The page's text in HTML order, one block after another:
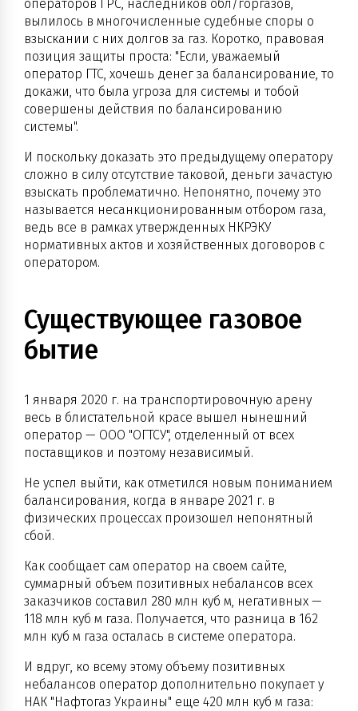
операторов ГРС, наследников обл/горгазов,
вылилось в многочисленные судебные споры о
взыскании с них долгов за газ. Коротко, правовая
позиция защиты проста: "Если, уважаемый
оператор ГТС, хочешь денег за балансирование, то
докажи, что была угроза для системы и тобой
совершены действия по балансированию
системы".
И поскольку доказать это предыдущему оператору
сложно в силу отсутствие таковой, деньги зачастую
взыскать проблематично. Непонятно, почему это
называется несанкционированным отбором газа,
ведь все в рамках утвержденных НКРЭКУ
нормативных актов и хозяйственных договоров с
оператором.
Существующее газовое
бытие
1 января 2020 г. на транспортировочную арену
весь в блистательной красе вышел нынешний
оператор — ООО "ОГТСУ", отделенный от всех
поставщиков и поэтому независимый.
Не успел выйти, как отметился новым пониманием
балансирования, когда в январе 2021 г. в
физических процессах произошел непонятный
сбой.
Как сообщает сам оператор на своем сайте,
суммарный объем позитивных небалансов всех
заказчиков составил 280 млн куб м, негативных —
118 млн куб м газа. Получается, что разница в 162
млн куб м газа осталась в системе оператора.
И вдруг, ко всему этому объему позитивных
небалансов оператор дополнительно покупает у
НАК "Нафтогаз Украины" еще 420 млн куб м газа: